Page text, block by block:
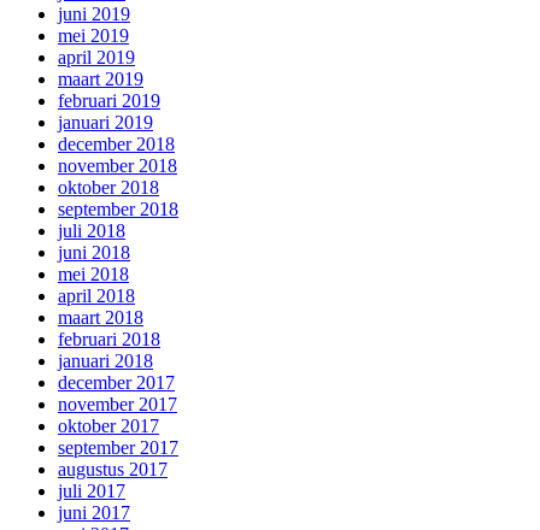
juni 2019
mei 2019
april 2019
maart 2019
februari 2019
januari 2019
december 2018
november 2018
oktober 2018
september 2018
juli 2018
juni 2018
mei 2018
april 2018
maart 2018
februari 2018
januari 2018
december 2017
november 2017
oktober 2017
september 2017
augustus 2017
juli 2017
juni 2017